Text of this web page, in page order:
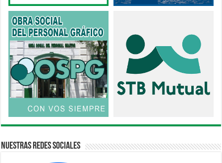
Nuestras Redes Sociales